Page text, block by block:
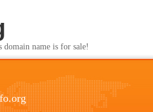
name is for sale!